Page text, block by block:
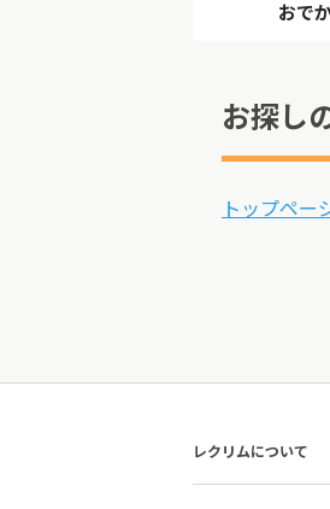
おで
お探し
トップペー
レクリムについて